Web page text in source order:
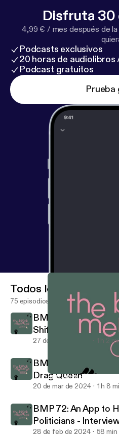
Disfruta 30
4,99 € / mes después de la
Podcasts exclusivos
20 horas de audiolibros
Podcast gratuitos
Prueba
BMP 70: Mental Health
Black Menaces Podcast
Todos los episodios
75 episodios
BMP 75: What To
Shifts - Ellie Coates
27 de mar de 2024 1 h 2
BMP 74: Going
Drag Queen
20 de mar de 2024 1 h 8
BMP 72: An App to
Politicians -
28 de feb de 2024 58 min